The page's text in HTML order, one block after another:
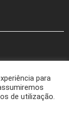
this
para
de utilização.